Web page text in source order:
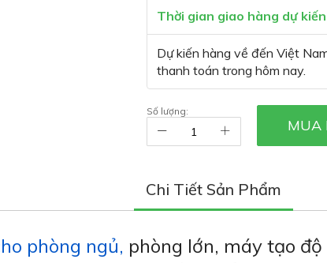
Thời gian giao hàng dự kiến
Dự kiến hàng về đến Việt
thanh toán trong hôm nay.
Số lượng:
MUA
Chi Tiết Sản Phẩm
phòng ngủ, phòng lớn, máy tạo